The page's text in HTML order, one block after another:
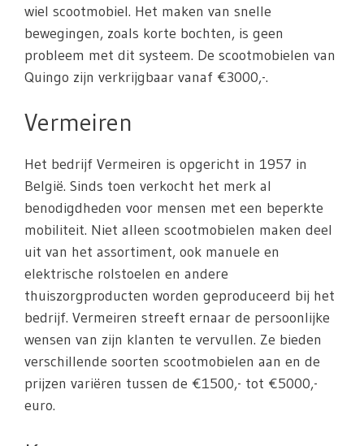
wiel scootmobiel. Het maken van snelle
bewegingen, zoals korte bochten, is geen
probleem met dit systeem. De scootmobielen van
Quingo zijn verkrijgbaar vanaf €3000,-.
Vermeiren
Het bedrijf Vermeiren is opgericht in 1957 in
België. Sinds toen verkocht het merk al
benodigdheden voor mensen met een beperkte
mobiliteit. Niet alleen scootmobielen maken deel
uit van het assortiment, ook manuele en
elektrische rolstoelen en andere
thuiszorgproducten worden geproduceerd bij het
bedrijf. Vermeiren streeft ernaar de persoonlijke
wensen van zijn klanten te vervullen. Ze bieden
verschillende soorten scootmobielen aan en de
prijzen variëren tussen de €1500,- tot €5000,-
euro.